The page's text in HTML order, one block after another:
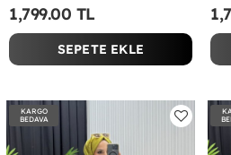
1,799.00 TL
SEPETE EKLE
KARGO
BEDAVA